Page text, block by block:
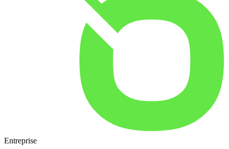
Entreprise